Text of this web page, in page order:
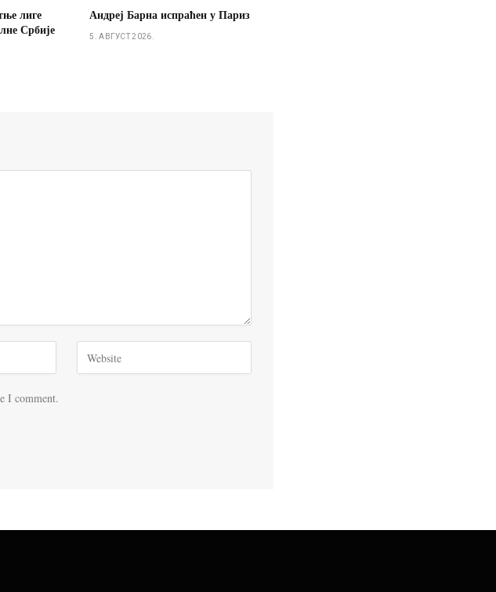
лиге
Србије
Андреј Барна испраћен у Париз
5. АВГУСТ 2026.
I comment.